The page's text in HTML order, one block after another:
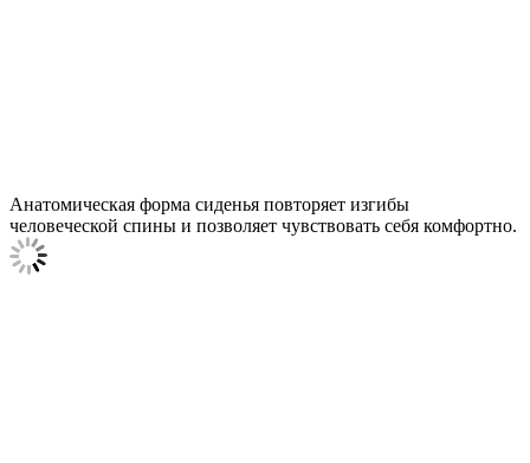
Анатомическая форма сиденья повторяет изгибы
человеческой спины и позволяет чувствовать себя комфортно.